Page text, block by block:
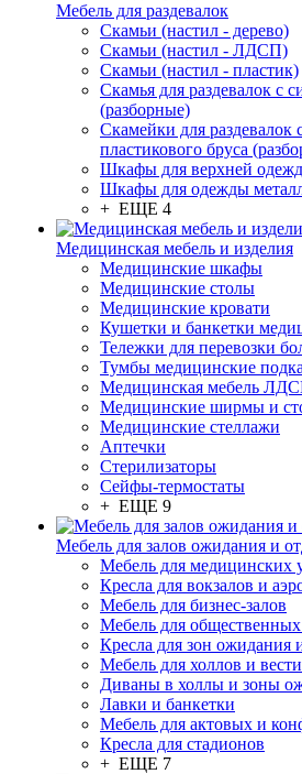
Мебель для раздевалок
Скамьи (настил - дерево)
Скамьи (настил - ЛДСП)
Скамьи (настил - пластик)
Скамья для раздевалок с
(разборные)
Скамейки для раздевалок
пластикового бруса
Шкафы для верхней
Шкафы для одежды
+ ЕЩЕ 4
Медицинская мебель и изделия
Медицинские шкафы
Медицинские столы
Медицинские кровати
Кушетки и банкетки
Тележки для перевозки
Тумбы медицинские
Медицинская мебель
Медицинские ширмы и
Медицинские стеллажи
Аптечки
Стерилизаторы
Сейфы-термостаты
+ ЕЩЕ 9
Мебель для залов ожидания и
Мебель для медицинских
Кресла для вокзалов и
Мебель для бизнес-залов
Мебель для
Кресла для зон ожидания
Мебель для холлов и
Диваны в холлы и зоны
Лавки и банкетки
Мебель для актовых и
Кресла для стадионов
+ ЕЩЕ 7